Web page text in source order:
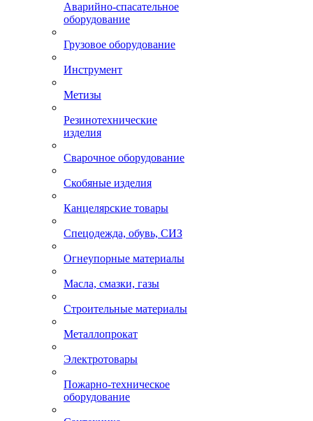
Аварийно-спасательное
оборудование
Грузовое оборудование
Инструмент
Метизы
Резинотехнические
изделия
Сварочное оборудование
Скобяные изделия
Канцелярские товары
Спецодежда, обувь, СИЗ
Огнеупорные материалы
Масла, смазки, газы
Строительные материалы
Металлопрокат
Электротовары
Пожарно-техническое
оборудование